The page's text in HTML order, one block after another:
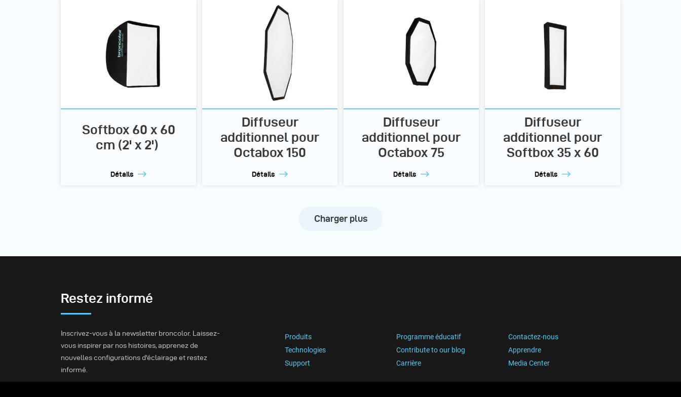
Softbox 60 x 60
cm (2' x 2')
Détails
Diffuseur
additionnel pour
Octabox 150
Détails
Diffuseur
additionnel pour
Octabox 75
Détails
Diffuseur
additionnel pour
Softbox 35 x 60
Détails
Charger plus
Restez informé
Inscrivez-vous à la newsletter broncolor. Laissez-
vous inspirer par nos histoires, apprenez de
nouvelles configurations d'éclairage et restez
informé.
Produits Programme éducatif
Contactez-nous
Technologies
Contribute to our blog
Apprendre
Support
Carrière Media Center